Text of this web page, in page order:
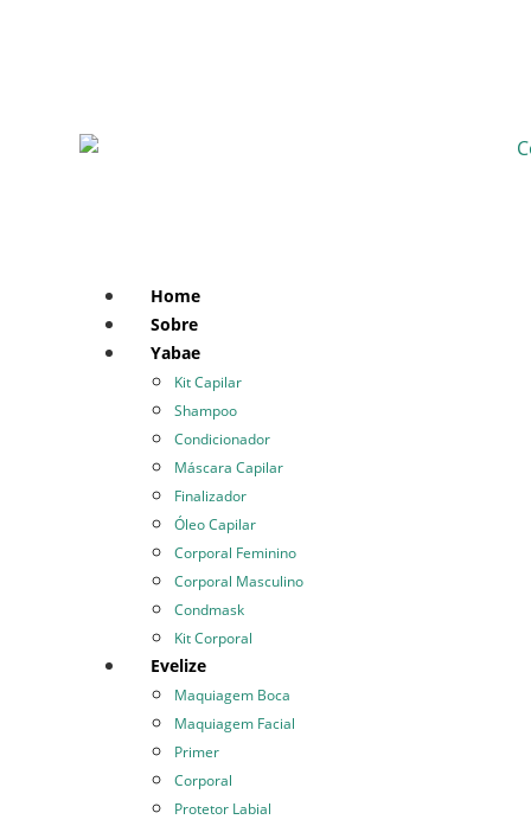
Home
Sobre
Yabae
Kit Capilar
Shampoo
Condicionador
Máscara Capilar
Finalizador
Óleo Capilar
Corporal Feminino
Corporal Masculino
Condmask
Kit Corporal
Evelize
Maquiagem Boca
Maquiagem Facial
Primer
Corporal
Protetor Labial